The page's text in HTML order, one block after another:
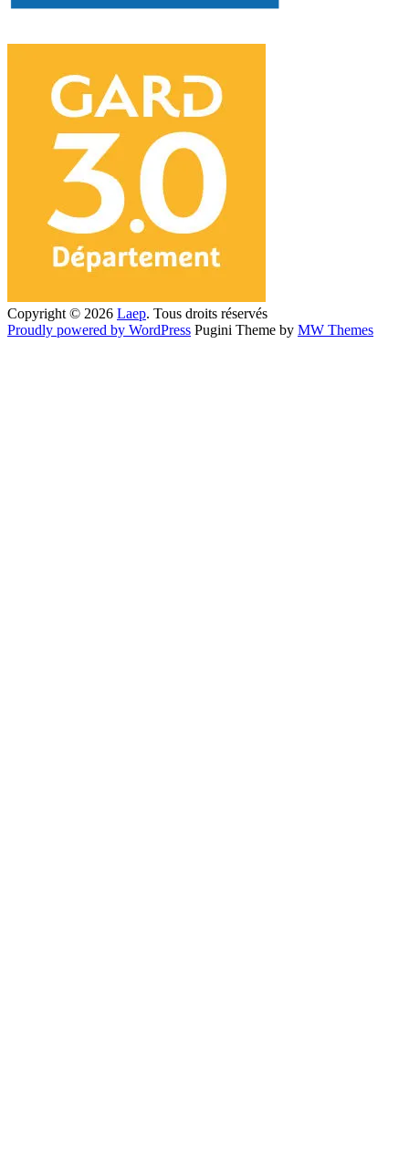
Copyright © 2026 Laep. Tous droits réservés
Proudly powered by WordPress Pugini Theme by MW Themes